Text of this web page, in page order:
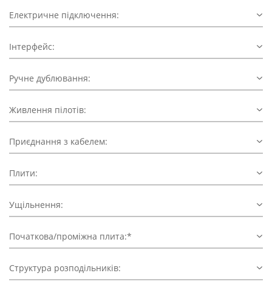
Електричне підключення:
Інтерфейс:
Ручне дублювання:
Живлення пілотів:
Приєднання з кабелем:
Плити:
Ущільнення:
Початкова/проміжна плита:*
Структура розподільників: